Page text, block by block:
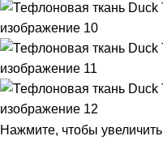
Нажмите, чтобы увеличить